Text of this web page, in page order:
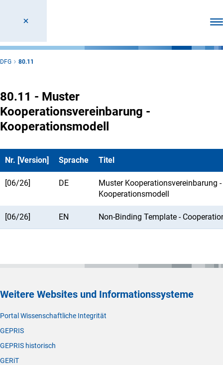
DFG 80.11
80.11 - Muster
Kooperationsvereinbarung -
Kooperationsmodell
Nr. [Version] Sprache Titel
[06/26] DE
Muster Kooperationsvereinbarung -
Kooperationsmodell
[06/26] EN Non-Binding Template -
Weitere Websites und Informationssysteme
Portal Wissenschaftliche Integrität
GEPRIS
GEPRIS historisch
GERiT